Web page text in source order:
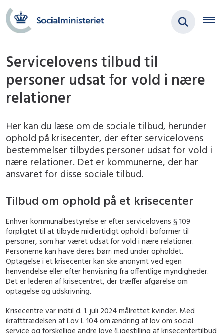
Servicelovens tilbud til
personer udsat for vold i nære
relationer
Her kan du læse om de sociale tilbud, herunder
ophold på krisecenter, der efter servicelovens
bestemmelser tilbydes personer udsat for vold i
nære relationer. Det er kommunerne, der har
ansvaret for disse sociale tilbud.
Tilbud om ophold på et krisecenter
Enhver kommunalbestyrelse er efter servicelovens § 109
forpligtet til at tilbyde midlertidigt ophold i boformer til
personer, som har været udsat for vold i nære relationer.
Personerne kan have deres børn med under opholdet.
Optagelse i et krisecenter kan ske anonymt ved egen
henvendelse eller efter henvisning fra offentlige myndigheder.
Det er lederen af krisecentret, der træffer afgørelse om
optagelse og udskrivning.
Krisecentre var indtil d. 1. juli 2024 målrettet kvinder. Med
ikrafttrædelsen af Lov L 104 om ændring af lov om social
service og forskellige andre love (Ligestilling af krisecentertilbud